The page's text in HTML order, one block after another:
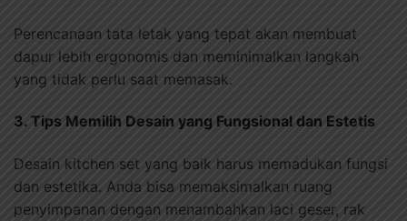
Perencanaan tata letak yang tepat akan membuat
dapur lebih ergonomis dan meminimalkan langkah
yang tidak perlu saat memasak.
3. Tips Memilih Desain yang Fungsional dan Estetis
Desain kitchen set yang baik harus memadukan fungsi
dan estetika. Anda bisa memaksimalkan ruang
penyimpanan dengan menambahkan laci geser, rak